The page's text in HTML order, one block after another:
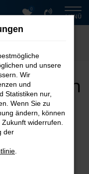
0
MENÜ
kaufen
nach
und unsere
Wir
und
Statistiken nur,
Wenn Sie zu
ändern, können
widerrufen.
der